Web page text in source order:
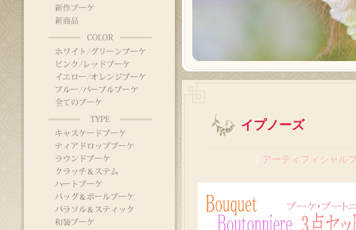
イプノーズ
アーティフィシャル